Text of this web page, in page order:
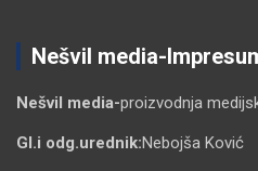
Nešvil media-
Nešvil media-proizvodnja
Gl.i odg.urednik:Nebojša Ković